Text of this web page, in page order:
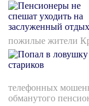
пожилые жители
телефонных
обманутого